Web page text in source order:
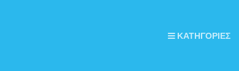
ΚΑΤΗΓΟΡΙΕΣ